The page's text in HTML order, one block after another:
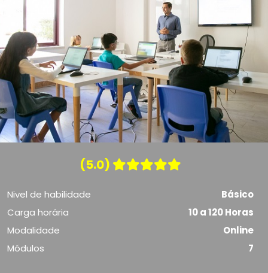
(5.0)
Nivel de habilidade
Básico
Carga horária
10 a 120 Horas
Modalidade
Online
Módulos
7